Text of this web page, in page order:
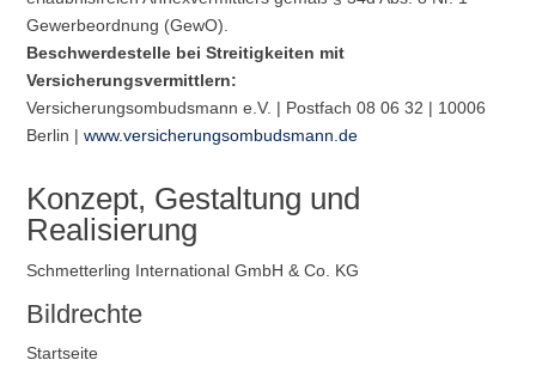
Gewerbeordnung (GewO).
Beschwerdestelle bei Streitigkeiten mit
Versicherungsvermittlern:
Versicherungsombudsmann e.V. | Postfach 08 06 32 | 10006
Berlin |www.versicherungsombudsmann.de
Konzept, Gestaltung und
Realisierung
Schmetterling International GmbH & Co. KG
Bildrechte
Startseite